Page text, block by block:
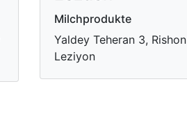
Milchprodukte
Yaldey Teheran 3, Rishon
Leziyon